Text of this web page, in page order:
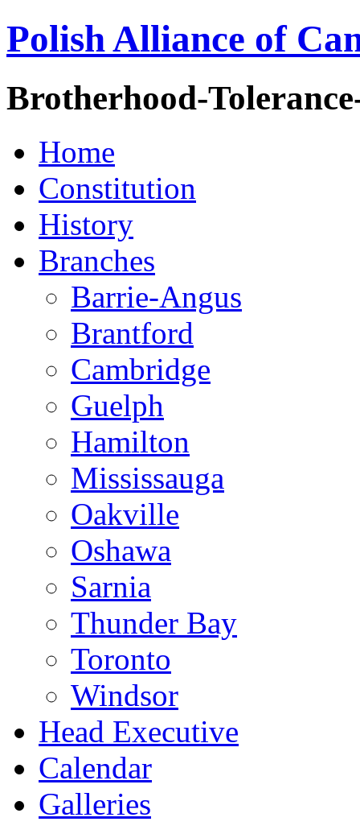
Polish Alliance of
Brotherhood-
Home
Constitution
History
Branches
Barrie-Angus
Brantford
Cambridge
Guelph
Hamilton
Mississauga
Oakville
Oshawa
Sarnia
Thunder Bay
Toronto
Windsor
Head Executive
Calendar
Galleries